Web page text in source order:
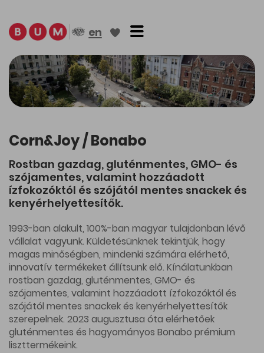
en
Corn&Joy / Bonabo
Rostban gazdag, gluténmentes, GMO- és
szójamentes, valamint hozzáadott
ízfokozóktól és szójától mentes snackek és
kenyérhelyettesítők.
1993-ban alakult, 100%-ban magyar tulajdonban lévő
vállalat vagyunk. Küldetésünknek tekintjük, hogy
magas minőségben, mindenki számára elérhető,
innovatív termékeket állítsunk elő. Kínálatunkban
rostban gazdag, gluténmentes, GMO- és
szójamentes, valamint hozzáadott ízfokozóktól és
szójától mentes snackek és kenyérhelyettesítők
szerepelnek. 2023 augusztusa óta elérhetőek
gluténmentes és hagyományos Bonabo prémium
liszttermékeink.